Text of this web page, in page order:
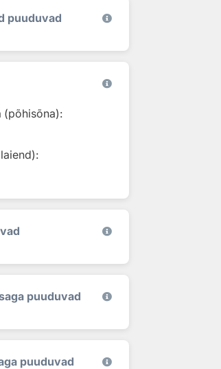
puuduvad
(põhisõna):
puuduvad
puuduvad